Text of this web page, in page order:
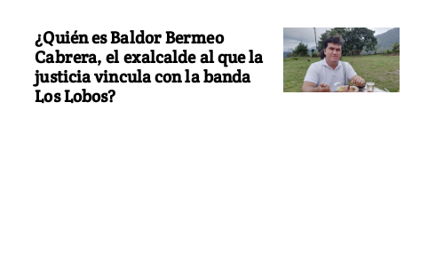
¿Quién es Baldor Bermeo
Cabrera, el exalcalde al que la
justicia vincula con la banda
Los Lobos?